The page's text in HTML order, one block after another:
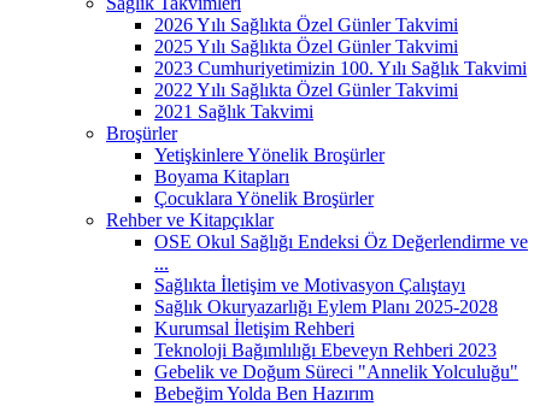
2026 Yılı Sağlıkta Özel Günler Takvimi
2025 Yılı Sağlıkta Özel Günler Takvimi
2023 Cumhuriyetimizin 100. Yılı Sağlık Takvimi
2022 Yılı Sağlıkta Özel Günler Takvimi
2021 Sağlık Takvimi
Broşürler
Yetişkinlere Yönelik Broşürler
Boyama Kitapları
Çocuklara Yönelik Broşürler
Rehber ve Kitapçıklar
OSE Okul Sağlığı Endeksi Öz Değerlendirme ve
...
Sağlıkta İletişim ve Motivasyon Çalıştayı
Sağlık Okuryazarlığı Eylem Planı 2025-2028
Kurumsal İletişim Rehberi
Teknoloji Bağımlılığı Ebeveyn Rehberi 2023
Gebelik ve Doğum Süreci "Annelik Yolculuğu"
Bebeğim Yolda Ben Hazırım